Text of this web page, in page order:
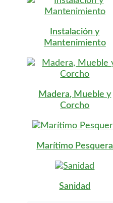
Instalación y
Mantenimiento
Madera, Mueble y
Corcho
Marítimo Pesquera
Sanidad